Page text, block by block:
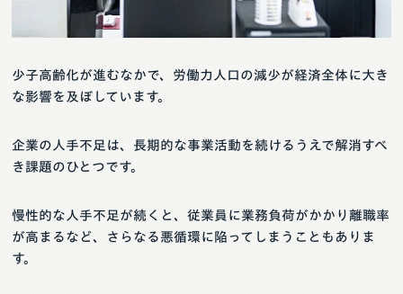
慢性的な人手不足が続くと、従業員に業務負荷がかかり離職率
が高まるなど、さらなる悪循環に陥ってしまうこともありま
す。
企業の人手不足は、長期的な事業活動を続けるうえで解消すべ
き課題のひとつです。
少子高齢化が進むなかで、労働力人口の減少が経済全体に大き
な影響を及ぼしています。